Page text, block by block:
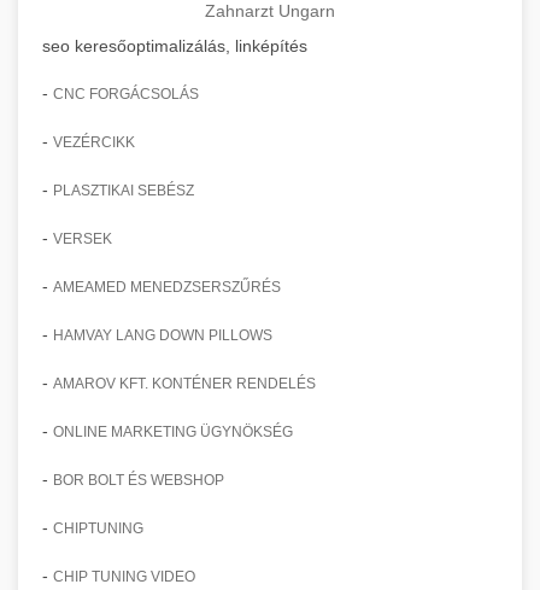
Zahnarzt Ungarn
seo keresőoptimalizálás, linképítés
- CNC FORGÁCSOLÁS
- VEZÉRCIKK
- PLASZTIKAI SEBÉSZ
- VERSEK
- AMEAMED MENEDZSERSZŰRÉS
- HAMVAY LANG DOWN PILLOWS
- AMAROV KFT. KONTÉNER RENDELÉS
- ONLINE MARKETING ÜGYNÖKSÉG
- BOR BOLT ÉS WEBSHOP
- CHIPTUNING
- CHIP TUNING VIDEO